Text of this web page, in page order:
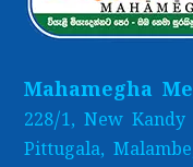
Mahamegha
228/1, New Kandy
Pittugala,